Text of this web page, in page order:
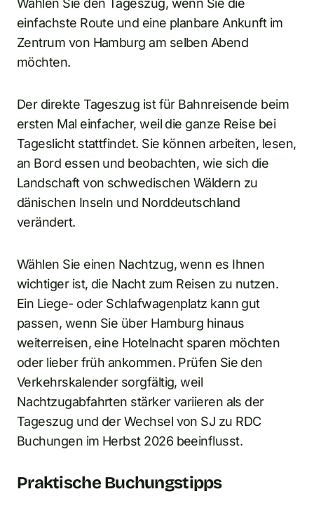
Wählen Sie den Tageszug, wenn Sie die
einfachste Route und eine planbare Ankunft im
Zentrum von Hamburg am selben Abend
möchten.
Der direkte Tageszug ist für Bahnreisende beim
ersten Mal einfacher, weil die ganze Reise bei
Tageslicht stattfindet. Sie können arbeiten, lesen,
an Bord essen und beobachten, wie sich die
Landschaft von schwedischen Wäldern zu
dänischen Inseln und Norddeutschland
verändert.
Wählen Sie einen Nachtzug, wenn es Ihnen
wichtiger ist, die Nacht zum Reisen zu nutzen.
Ein Liege- oder Schlafwagenplatz kann gut
passen, wenn Sie über Hamburg hinaus
weiterreisen, eine Hotelnacht sparen möchten
oder lieber früh ankommen. Prüfen Sie den
Verkehrskalender sorgfältig, weil
Nachtzugabfahrten stärker variieren als der
Tageszug und der Wechsel von SJ zu RDC
Buchungen im Herbst 2026 beeinflusst.
Praktische Buchungstipps